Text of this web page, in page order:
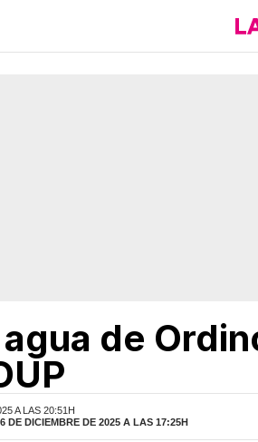
de
A LAS 20:51H
DE DICIEMBRE DE 2025 A LAS 17:25H